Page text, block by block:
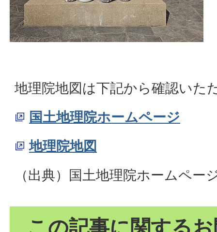
地理院地図は下記から確認いた
国土地理院ホームページ
地理院地図
（出典）国土地理院ホームペー
この記事に関する